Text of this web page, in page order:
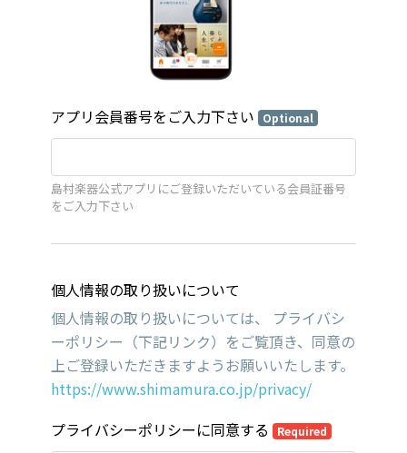
アプリ会員番号をご入力下さい Optional
島村楽器公式アプリにご登録いただいている会員証番号
をご入力下さい
個人情報の取り扱いについて
個人情報の取り扱いについては、 プライバシ
ーポリシー（下記リンク）をご覧頂き、同意の
上ご登録いただきますようお願いいたします。
https://www.shimamura.co.jp/privacy/
プライバシーポリシーに同意する
Required